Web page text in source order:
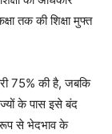
तक की शिक्षा मुफ्त
75% की है, जबकि
के पास इसे बंद
रूप से भेदभाव के